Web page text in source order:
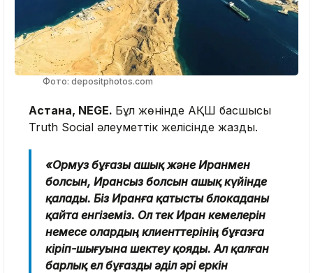
Фото: depositphotos.com
Астана, NEGE. Бұл жөнінде АҚШ басшысы
Truth Social әлеуметтік желісінде жазды.
«Ормуз бұғазы ашық және Иранмен
болсын, Ирансыз болсын ашық күйінде
қалады. Біз Иранға қатысты блокаданы
қайта енгіземіз. Ол тек Иран кемелерін
немесе олардың клиенттерінің бұғазға
кіріп-шығуына шектеу қояды. Ал қалған
барлық ел бұғазды әділ әрі еркін